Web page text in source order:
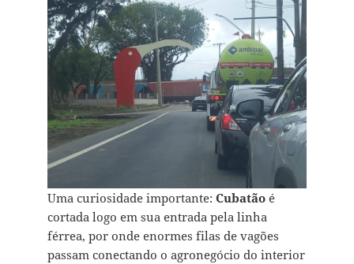
Uma curiosidade importante: Cubatãoé
cortada logo em sua entrada pela linha
férrea, por onde enormes filas de vagões
passam conectando o agronegócio do interior